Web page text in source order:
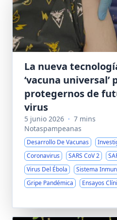
La nueva
‘vacuna universal’
protegernos de
virus
5 junio 2026 · 7 mins
Notaspampeanas
Desarrollo De Vacunas
Coronavirus
SARS CoV 2
Virus Del Ébola
Sistema
Gripe Pandémica
Ensayos